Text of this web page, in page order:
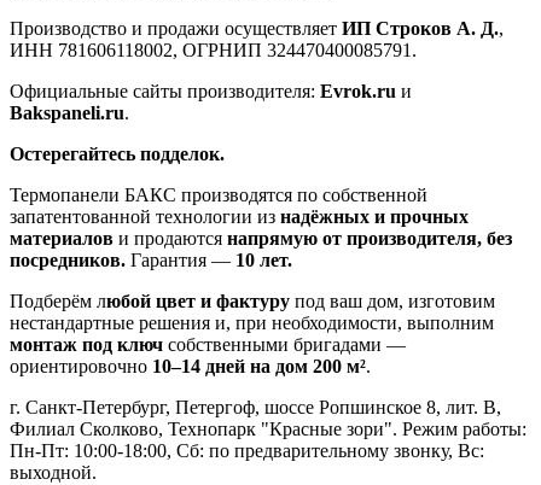
Производство и продажи осуществляет ИП Строков А. Д.,
ИНН 781606118002, ОГРНИП 324470400085791.
Официальные сайты производителя: Evrok.ru и
Bakspaneli.ru.
Остерегайтесь подделок.
Термопанели БАКС производятся по собственной
запатентованной технологии из надёжных и прочных
материалов и продаются напрямую от производителя, без
посредников. Гарантия — 10 лет.
Подберём любой цвет и фактуру под ваш дом, изготовим
нестандартные решения и, при необходимости, выполним
монтаж под ключ собственными бригадами —
ориентировочно 10–14 дней на дом 200 м².
г. Санкт-Петербург, Петергоф, шоссе Ропшинское 8, лит. В,
Филиал Сколково, Технопарк "Красные зори". Режим работы:
Пн-Пт: 10:00-18:00, Сб: по предварительному звонку, Вс:
выходной.